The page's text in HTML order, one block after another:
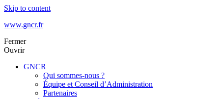
Skip to content
www.gncr.fr
Fermer
Ouvrir
GNCR
Qui sommes-nous ?
Équipe et Conseil d’Administration
Partenaires